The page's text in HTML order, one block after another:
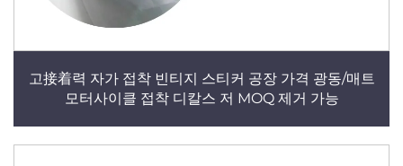
고接着력 자가 접착 빈티지 스티커 공장 가격 광동/매트
모터사이클 접착 디칼스 저 MOQ 제거 가능